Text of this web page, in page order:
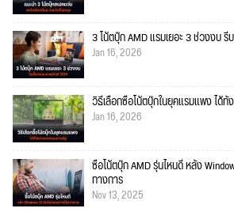
3 โน้ตบุ๊ก AMD แรมเยอะ 3 ช่วงงบ
Jan 16, 2026
วิธีเลือกซื้อโน้ตบุ๊กในยุคแรมแพง ได้
Jan 16, 2026
ซื้อโน้ตบุ๊ก AMD รุ่นไหนดี หลัง
ทางการ
Nov 13, 2025